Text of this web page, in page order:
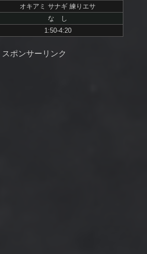
オキアミ サナギ 練りエサ
な し
1:50-4:20
スポンサーリンク